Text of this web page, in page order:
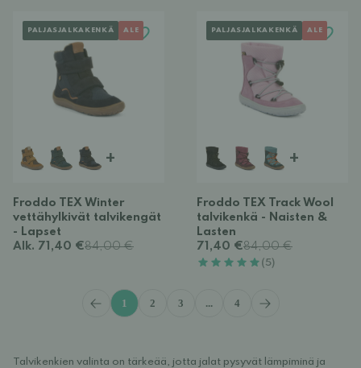
+
PALJASJALKAKENKÄ ALE
Froddo TEX Winter
vettähylkivät talvikengät
- Lapset
Alk. 71,40 €84,00 €
+
PALJASJALKAKENKÄ ALE
Froddo TEX Track Wool
talvikenkä - Naisten &
Lasten
71,40 €84,00 €
(5)
1 2 3 ... 4
Talvikenkien valinta on tärkeää, jotta jalat pysyvät lämpiminä ja